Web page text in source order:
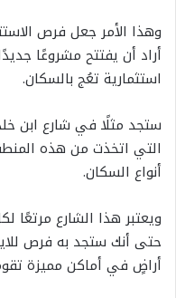
وهذا الأمر جعل فرص
أراد أن يفتتح مشروعًا
استثمارية تعُج بالسكان.
ستجد مثلًا في شارع ابن
التي اتخذت من هذه
أنواع السكان.
ويعتبر هذا الشارع
حتى أنك ستجد به فرص
أراضٍ في أماكن مميزة